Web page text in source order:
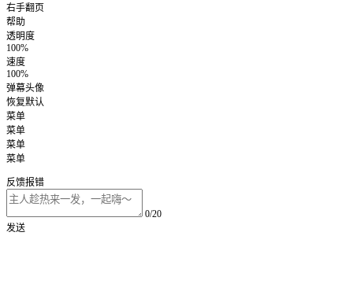
右手翻页
帮助
透明度
100%
速度
100%
弹幕头像
恢复默认
菜单
菜单
菜单
菜单
反馈报错
0/20
发送